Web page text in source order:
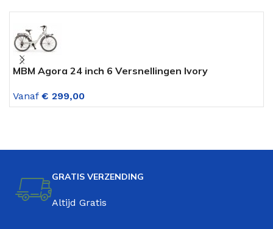
MBM Agora 24 inch 6 Versnellingen Ivory
Vanaf € 299,00
GRATIS VERZENDING
Altijd Gratis